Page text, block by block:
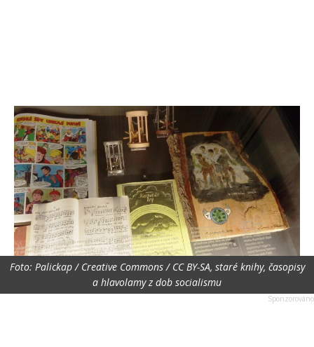
Foto: Palickap / Creative Commons / CC BY-SA, staré knihy, časopisy
a hlavolamy z dob socialismu